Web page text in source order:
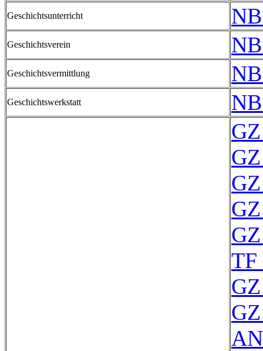
Geschichtsunterricht
Geschichtsverein
Geschichtsvermittlung
Geschichtswerkstatt
TF